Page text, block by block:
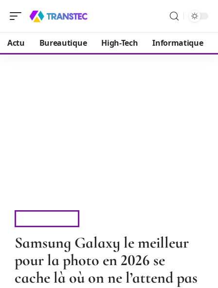
Actu Bureautique High-Tech Informatique
Samsung Galaxy le meilleur
pour la photo en 2026 se
cache là où on ne l’attend pas